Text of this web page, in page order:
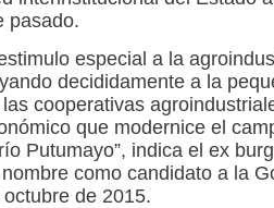
pasado.
especial a la
decididamente a la
cooperativas
que modernice el
Putumayo”, indica el ex
como candidato a la
de 2015.